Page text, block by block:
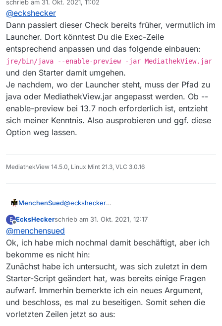
schrieb am 31. Okt. 2021, 11:02
zuletzt editiert von
@eckshecker
Dann passiert dieser Check bereits früher, vermutlich im
Launcher. Dort könntest Du die Exec-Zeile
entsprechend anpassen und das folgende einbauen:
jre/bin/java --enable-preview -jar MediathekView.jar
und den Starter damit umgehen.
Je nachdem, wo der Launcher steht, muss der Pfad zu
java oder MediathekView.jar angepasst werden. Ob --
enable-preview bei 13.7 noch erforderlich ist, entzieht
sich meiner Kenntnis. Also ausprobieren und ggf. diese
Option weg lassen.
MediathekView 14.5.0, Linux Mint 21.3, VLC 3.0.16
MenchenSued@eckshecker
vermutlich im Launcher. Dort könntest Du die
folgende einbauen:
jre/bin/java --enable-preview -jar
MediathekView.jar
und den Starter damit umgehen.
Je nachdem, wo der Launcher steht, muss der
Pfad zu java oder MediathekView.jar angepasst
werden. Ob --enable-preview bei 13.7 noch
erforderlich ist, entzieht sich meiner Kenntnis.
Also ausprobieren und ggf. diese Option weg
E EcksHeckerschrieb am 31. Okt. 2021, 12:17
zuletzt editiert von
@menchensued
Ok, ich habe mich nochmal damit beschäftigt, aber ich
bekomme es nicht hin:
Zunächst habe ich untersucht, was sich zuletzt in dem
Starter-Script geändert hat, was bereits einige Fragen
aufwarf. Immerhin bemerkte ich ein neues Argument,
und beschloss, es mal zu beseitigen. Somit sehen die
vorletzten Zeilen jetzt so aus: